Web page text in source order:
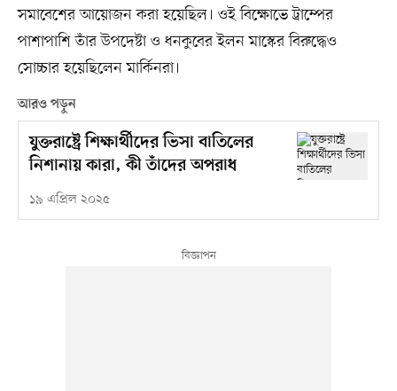
সমাবেশের আয়োজন করা হয়েছিল। ওই বিক্ষোভে ট্রাম্পের
পাশাপাশি তাঁর উপদেষ্টা ও ধনকুবের ইলন মাস্কের বিরুদ্ধেও
সোচ্চার হয়েছিলেন মার্কিনরা।
আরও পড়ুন
যুক্তরাষ্ট্রে শিক্ষার্থীদের ভিসা বাতিলের
নিশানায় কারা, কী তাঁদের অপরাধ
১৯ এপ্রিল ২০২৫